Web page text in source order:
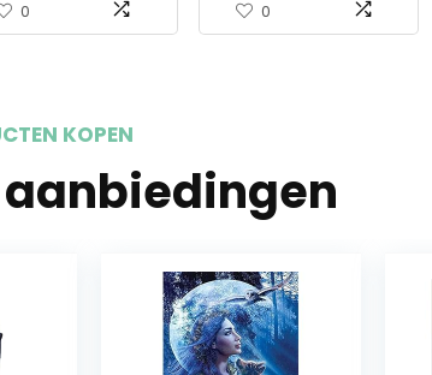
0 0
KOPEN